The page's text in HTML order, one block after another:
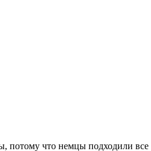
потому что немцы подходили